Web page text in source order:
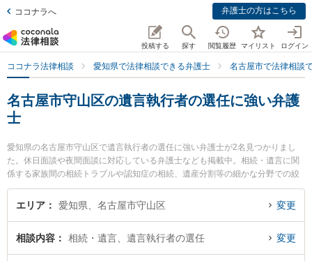
ココナラへ 弁護士の方はこちら
投稿する 探す 閲覧履歴 マイリスト ログイン
ココナラ法律相談 愛知県で法律相談できる弁護士 名古屋市で法律相談
名古屋市守山区の遺言執行者の選任に強い弁護
士
愛知県の名古屋市守山区で遺言執行者の選任に強い弁護士が2名見つかりまし
た。休日面談や夜間面談に対応している弁護士なども掲載中。相続・遺言に関
係する家族間の相続トラブルや認知症の相続、遺産分割等の細かな分野での絞
り込み検索もでき便利です。特にみつる法律事務所の山中 千昌弁護士や中村総
合法律事務所の中村 弘人弁護士のプロフィール情報や弁護士費用、強みなどが
解決の実績豊富な近くの弁護士を検索したい』『初回相談無料で遺言執行者の
選任を法律相談できる名古屋市守山区内の弁護士に相談予約したい』などでお
エリア 愛知県、名古屋市守山区 変更
相談内容 相続・遺言、遺言執行者の選任 変更